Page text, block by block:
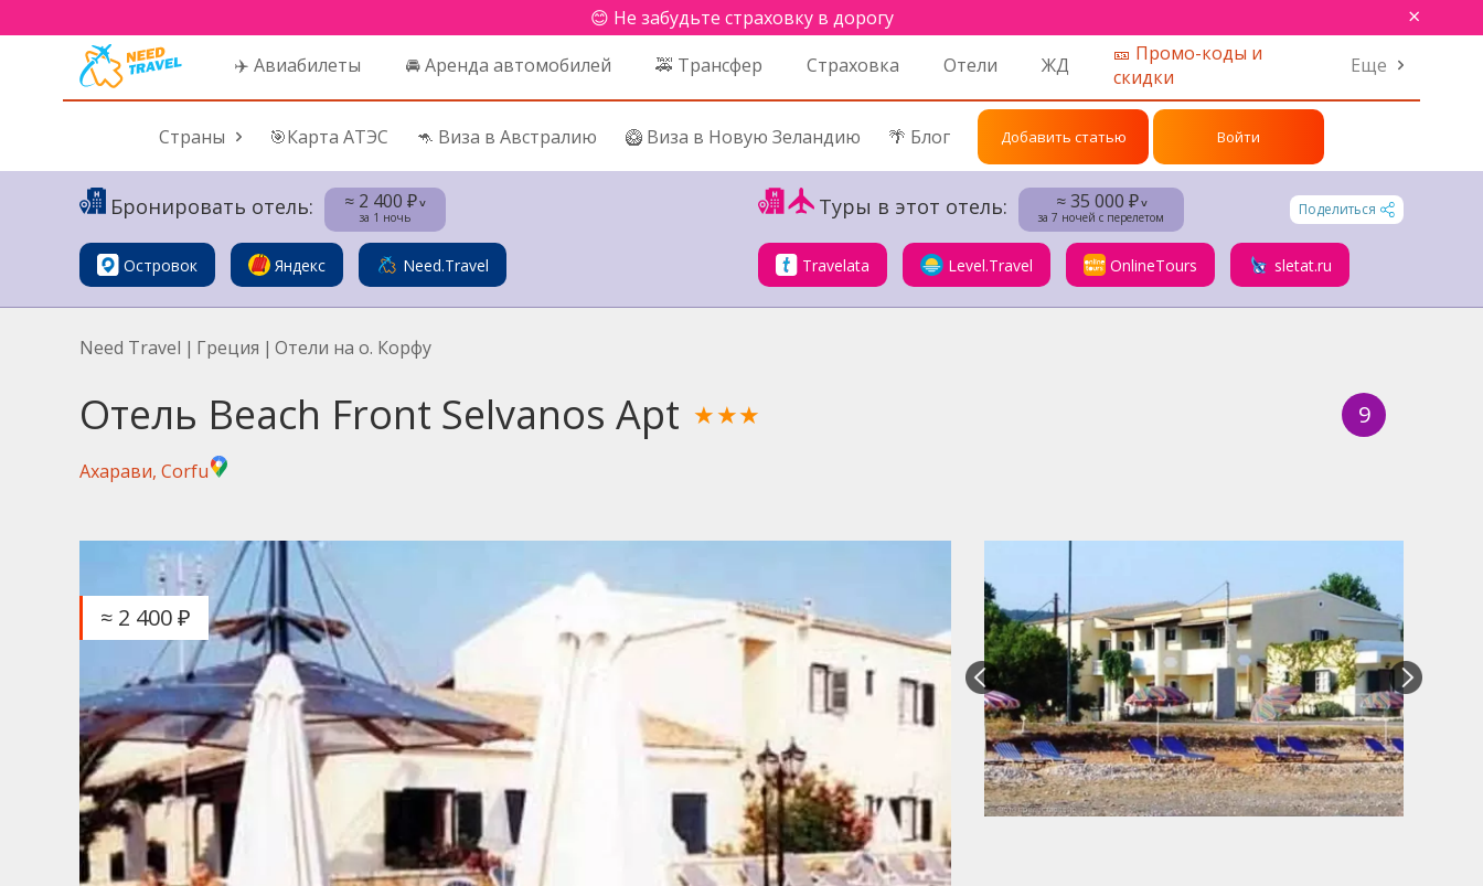
😊 Не забудьте страховку в дорогу ×
✈️ Авиабилеты 🚘 Аренда автомобилей 🚕 Трансфер Страховка Отели ЖД
🎫 Промо-коды и
скидки
Еще
Страны 🎯Карта АТЭС 🦘 Виза в Австралию 🥝 Виза в Новую Зеландию 🌴 Блог Добавить статью Войти
Бронировать отель: ≈ 2 400 ₽˅
за 1 ночь
Островок Яндекс Need.Travel
Туры в этот отель: ≈ 35 000 ₽˅
за 7 ночей с перелетом
Поделиться
Travelata Level.Travel OnlineTours sletat.ru
Need Travel | Греция | Отели на о. Корфу
Отель Beach Front Selvanos Apt ★★★ 9
Ахарави, Corfu
≈ 2 400 ₽